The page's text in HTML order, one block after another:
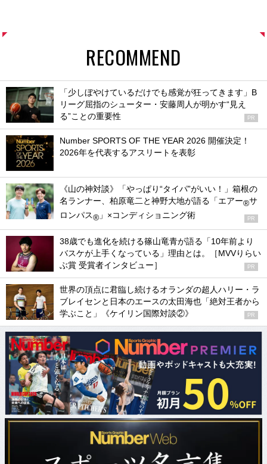
RECOMMEND
「少しぼやけているだけでも感覚が狂ってきます」B
リーグ屈指のシューター・安藤周人が明かす“見え
る”ことの重要性
PR
Number SPORTS OF THE YEAR 2026 開催決定！
2026年を代表するアスリートを表彰
《山の神対談》「やっぱり“タイパ”がいい！」箱根の
名ランナー、柏原竜二と神野大地が語る「エアー®サ
ロンパス® 」×コンディショニング術 PR
38歳でも進化を続ける篠山竜青が語る「10年前より
バスケが上手くなっている」理由とは。［MVVりらい
ぶ賞 受賞者インタビュー］
PR
世界の頂点に君臨し続けるオランダの超人ハリー・ラ
ブレイセンと日本のエースの太田海也「絶対王者から
学ぶこと」《ケイリン国際対談②》
PR